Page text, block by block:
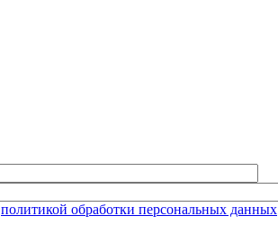
политикой обработки персональных данных